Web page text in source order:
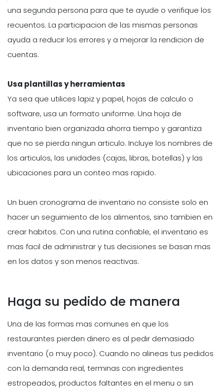
una segunda persona para que te ayude o verifique los
recuentos. La participacion de las mismas personas
ayuda a reducir los errores y a mejorar la rendicion de
cuentas.
Usa plantillas y herramientas
Ya sea que utilices lapiz y papel, hojas de calculo o
software, usa un formato uniforme. Una hoja de
inventario bien organizada ahorra tiempo y garantiza
que no se pierda ningun articulo. Incluye los nombres de
los articulos, las unidades (cajas, libras, botellas) y las
ubicaciones para un conteo mas rapido.
Un buen cronograma de inventario no consiste solo en
hacer un seguimiento de los alimentos, sino tambien en
crear habitos. Con una rutina confiable, el inventario es
mas facil de administrar y tus decisiones se basan mas
en los datos y son menos reactivas.
Haga su pedido de manera
Una de las formas mas comunes en que los
restaurantes pierden dinero es al pedir demasiado
inventario (o muy poco). Cuando no alineas tus pedidos
con la demanda real, terminas con ingredientes
estropeados, productos faltantes en el menu o sin